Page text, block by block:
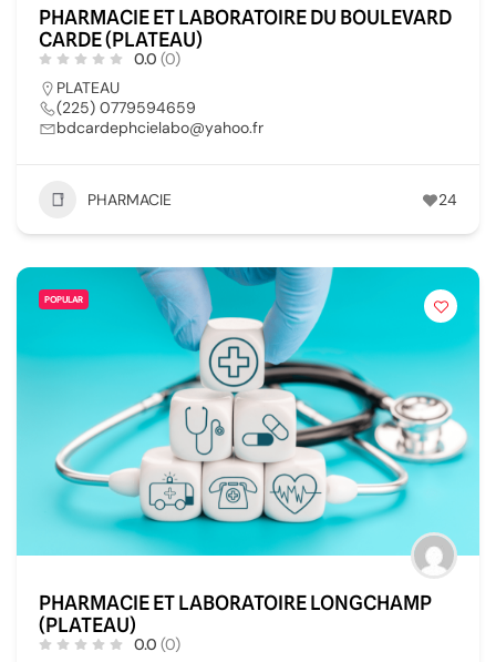
PHARMACIE ET LABORATOIRE DU BOULEVARD
CARDE (PLATEAU)
0.0 (0)
PLATEAU
(225) 0779594659
bdcardephcielabo@yahoo.fr
PHARMACIE 24
POPULAR
PHARMACIE ET LABORATOIRE LONGCHAMP
(PLATEAU)
0.0 (0)